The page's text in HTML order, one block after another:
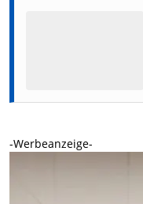
-Werbeanzeige-